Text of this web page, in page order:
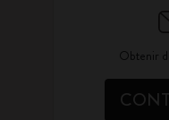
Obtenir